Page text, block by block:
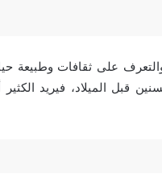
على ثقافات وطبيعة
قبل الميلاد، فيريد